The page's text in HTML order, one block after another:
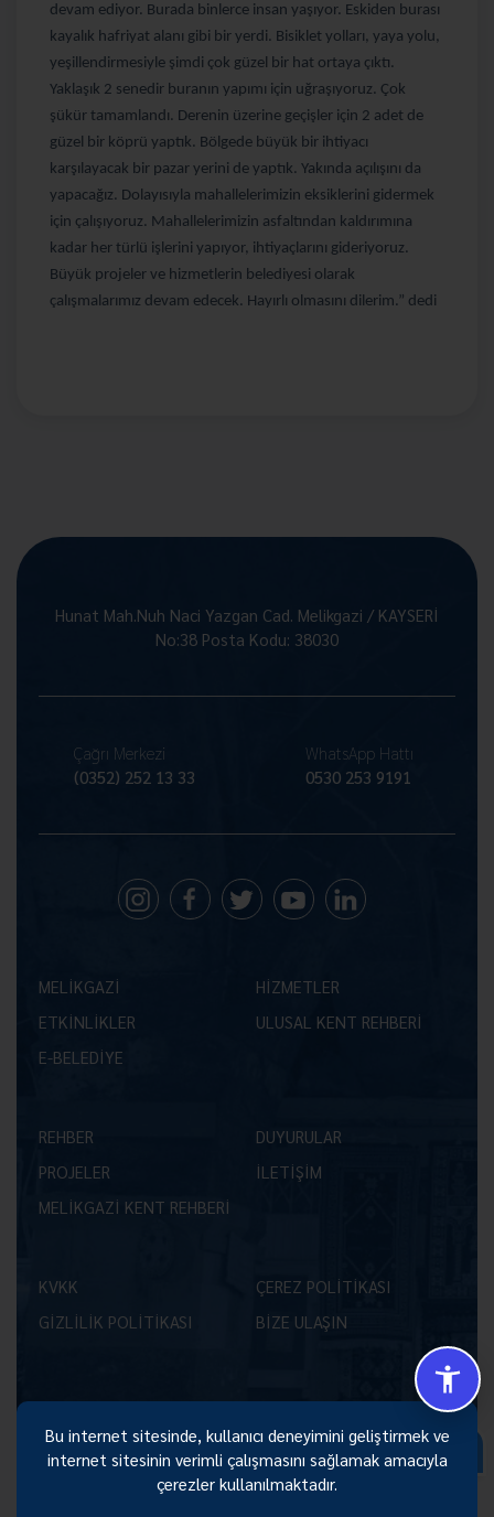
devam ediyor. Burada binlerce insan yaşıyor. Eskiden burası
kayalık hafriyat alanı gibi bir yerdi. Bisiklet yolları, yaya yolu,
yeşillendirmesiyle şimdi çok güzel bir hat ortaya çıktı.
Yaklaşık 2 senedir buranın yapımı için uğraşıyoruz. Çok
şükür tamamlandı. Derenin üzerine geçişler için 2 adet de
güzel bir köprü yaptık. Bölgede büyük bir ihtiyacı
karşılayacak bir pazar yerini de yaptık. Yakında açılışını da
yapacağız. Dolayısıyla mahallelerimizin eksiklerini gidermek
için çalışıyoruz. Mahallelerimizin asfaltından kaldırımına
kadar her türlü işlerini yapıyor, ihtiyaçlarını gideriyoruz.
Büyük projeler ve hizmetlerin belediyesi olarak
çalışmalarımız devam edecek. Hayırlı olmasını dilerim.” dedi
Hunat Mah.Nuh Naci Yazgan Cad. Melikgazi / KAYSERİ
No:38 Posta Kodu: 38030
Çağrı Merkezi
(0352) 252 13 33
WhatsApp Hattı
0530 253 9191
MELİKGAZİ
HİZMETLER
ETKİNLİKLER
ULUSAL KENT REHBERİ
E-BELEDİYE
REHBER
DUYURULAR
PROJELER
İLETİŞİM
MELİKGAZİ KENT REHBERİ
KVKK
ÇEREZ POLİTİKASI
GİZLİLİK POLİTİKASI
BİZE ULAŞIN
Size Nasıl Yardımcı Olabilirim 😊
Bu internet sitesinde, kullanıcı deneyimini geliştirmek ve
internet sitesinin verimli çalışmasını sağlamak amacıyla
çerezler kullanılmaktadır.